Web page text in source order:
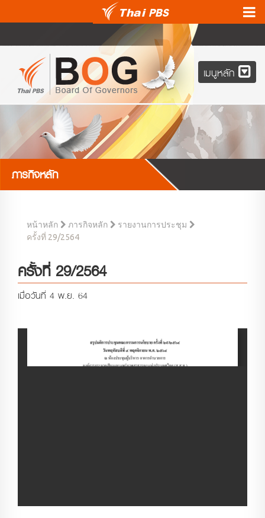
เมนูหลัก
ภารกิจหลัก
หน้าหลัก ภารกิจหลัก รายงานการประชุม
ครั้งที่ 29/2564
ครั้งที่ 29/2564
เมื่อวันที่ 4 พ.ย. 64